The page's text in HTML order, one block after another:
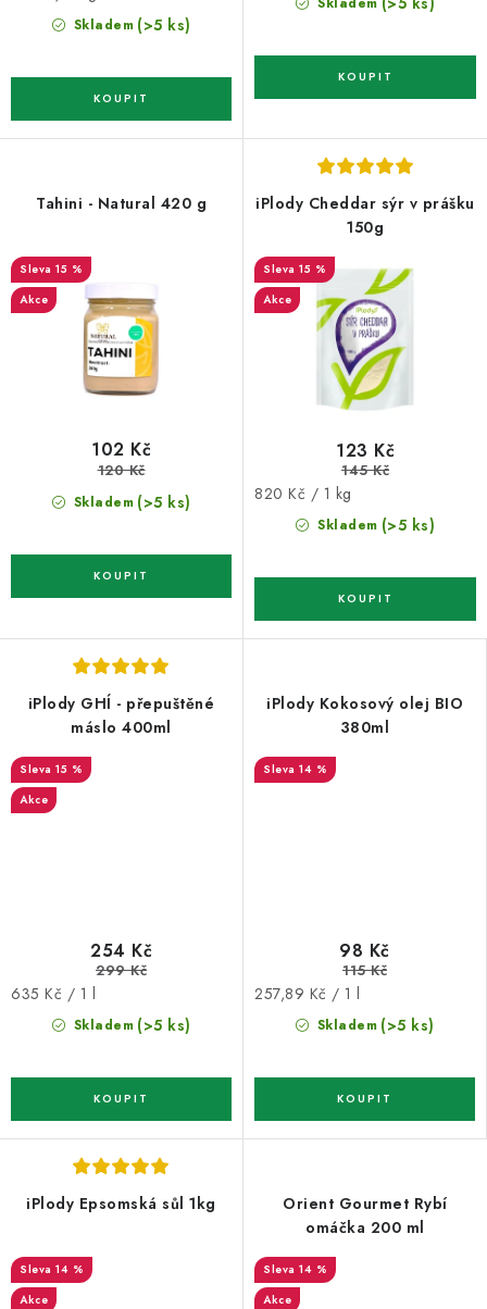
Skladem (>5 ks)
Tahini - Natural 420 g
15 %
Akce
Skladem (>5 ks)
102 Kč
120 Kč
iPlody Cheddar sýr v prášku
150g
15 %
Akce
Skladem (>5 ks)
123 Kč
145 Kč
Měrná
820 Kč / 1 kg
iPlody GHÍ - přepuštěné
máslo 400ml
15 %
Akce
Skladem (>5 ks)
254 Kč
299 Kč
Měrná
635 Kč / 1 l
iPlody Kokosový olej BIO
380ml
14 %
Skladem (>5 ks)
98 Kč
115 Kč
Měrná
257,89 Kč / 1 l
iPlody Epsomská sůl 1kg
14 %
Akce
Orient Gourmet Rybí
omáčka 200 ml
14 %
Akce